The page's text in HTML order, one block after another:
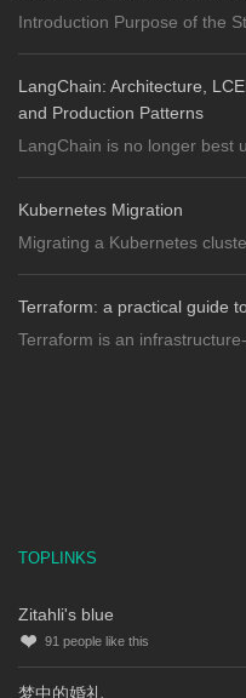
Introduction Purpose of the
LangChain: Architecture,
and Production Patterns
LangChain is no longer best
Kubernetes Migration
Migrating a Kubernetes
Terraform: a practical guide
Terraform is an
TOPLINKS
Zitahli's blue
91 people like this
梦中的婚礼